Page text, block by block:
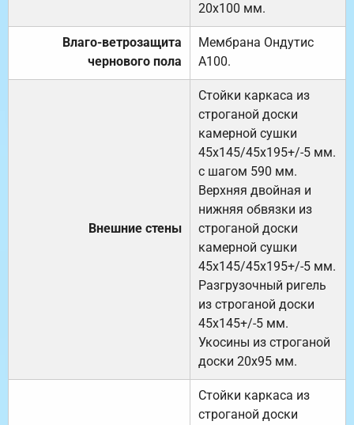
20х100 мм.
Влаго-ветрозащита
чернового пола
Мембрана Ондутис
А100.
Внешние стены
Стойки каркаса из
строганой доски
камерной сушки
45х145/45х195+/-5 мм.
с шагом 590 мм.
Верхняя двойная и
нижняя обвязки из
строганой доски
камерной сушки
45х145/45х195+/-5 мм.
Разгрузочный ригель
из строганой доски
45х145+/-5 мм.
Укосины из строганой
доски 20х95 мм.
Стойки каркаса из
строганой доски